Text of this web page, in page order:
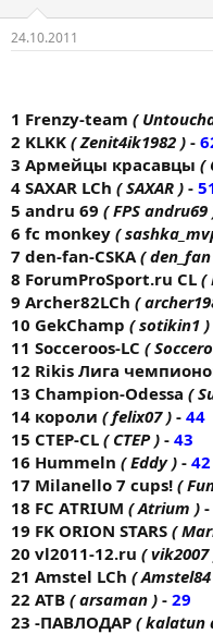
24.10.2011
1 Frenzy-team (
2 KLKK ( Zenit4ik1982 ) -
3 Армейцы красавцы (
4 SAXAR LCh ( SAXAR ) -
5 andru 69 ( FPS andru69
6 fc monkey (
7 den-fan-CSKA(
8 ForumProSport.ru CL (
9 Archer82LCh (
10 GekChamp ( sotikin1 )
11 Socceroos-LC (
12 Rikis Лига
13 Champion-Odessa (
14 короли ( felix07 ) - 44
15 CTEP-CL ( CTEP ) - 43
16 Hummeln ( Eddy ) - 42
17 Milanello 7 cups! (
18 FC AТRIUM ( Atrium ) -
19 FK ORION STARS (
20 vl2011-12.ru ( vik2007
21 Amstel LCh (
22 ATB ( arsaman ) - 29
23 -ПАВЛОДАР ( kalatun